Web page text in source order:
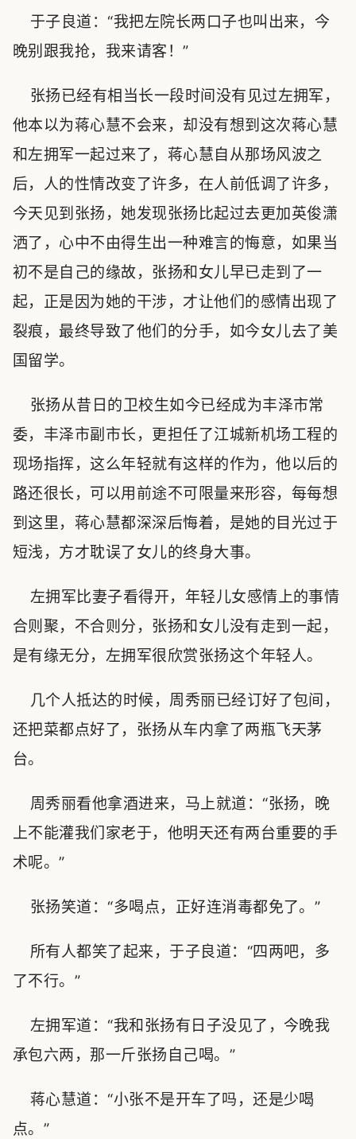
于子良道：“我把左院长两口子也叫出来，今
晚别跟我抢，我来请客！”
张扬已经有相当长一段时间没有见过左拥军，
他本以为蒋心慧不会来，却没有想到这次蒋心慧
和左拥军一起过来了，蒋心慧自从那场风波之
后，人的性情改变了许多，在人前低调了许多，
今天见到张扬，她发现张扬比起过去更加英俊潇
洒了，心中不由得生出一种难言的悔意，如果当
初不是自己的缘故，张扬和女儿早已走到了一
起，正是因为她的干涉，才让他们的感情出现了
裂痕，最终导致了他们的分手，如今女儿去了美
国留学。
张扬从昔日的卫校生如今已经成为丰泽市常
委，丰泽市副市长，更担任了江城新机场工程的
现场指挥，这么年轻就有这样的作为，他以后的
路还很长，可以用前途不可限量来形容，每每想
到这里，蒋心慧都深深后悔着，是她的目光过于
短浅，方才耽误了女儿的终身大事。
左拥军比妻子看得开，年轻儿女感情上的事情
合则聚，不合则分，张扬和女儿没有走到一起，
是有缘无分，左拥军很欣赏张扬这个年轻人。
几个人抵达的时候，周秀丽已经订好了包间，
还把菜都点好了，张扬从车内拿了两瓶飞天茅
台。
周秀丽看他拿酒进来，马上就道：“张扬，晚
上不能灌我们家老于，他明天还有两台重要的手
术呢。”
张扬笑道：“多喝点，正好连消毒都免了。”
所有人都笑了起来，于子良道：“四两吧，多
了不行。”
左拥军道：“我和张扬有日子没见了，今晚我
承包六两，那一斤张扬自己喝。”
蒋心慧道：“小张不是开车了吗，还是少喝
点。”